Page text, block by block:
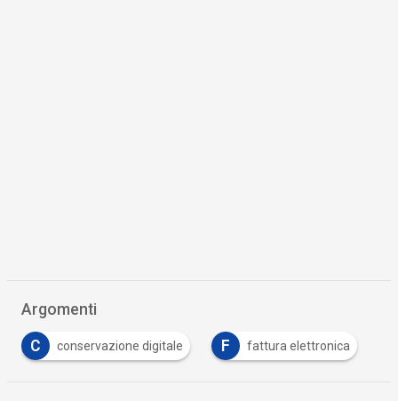
Argomenti
C conservazione digitale F fattura elettronica